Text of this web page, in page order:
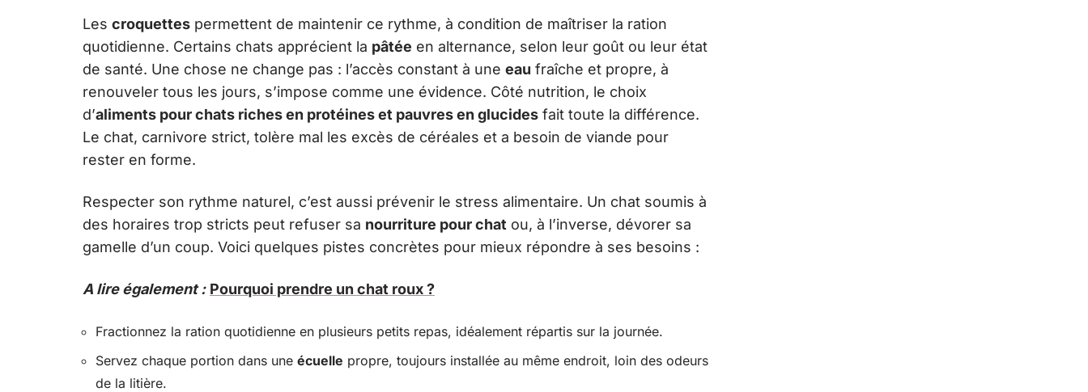
Les croquettes permettent de maintenir ce rythme, à condition de maîtriser la ration
quotidienne. Certains chats apprécient la pâtée en alternance, selon leur goût ou leur état
de santé. Une chose ne change pas : l’accès constant à une eau fraîche et propre, à
renouveler tous les jours, s’impose comme une évidence. Côté nutrition, le choix
d’aliments pour chats riches en protéines et pauvres en glucides fait toute la différence.
Le chat, carnivore strict, tolère mal les excès de céréales et a besoin de viande pour
rester en forme.
Respecter son rythme naturel, c’est aussi prévenir le stress alimentaire. Un chat soumis à
des horaires trop stricts peut refuser sa nourriture pour chat ou, à l’inverse, dévorer sa
gamelle d’un coup. Voici quelques pistes concrètes pour mieux répondre à ses besoins :
A lire également : Pourquoi prendre un chat roux ?
Fractionnez la ration quotidienne en plusieurs petits repas, idéalement répartis sur la journée.
Servez chaque portion dans une écuelle propre, toujours installée au même endroit, loin des odeurs
de la litière.